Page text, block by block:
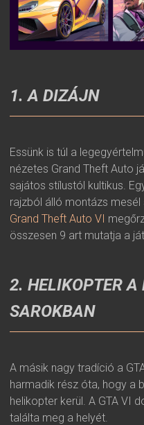
1. A DIZÁJN
Essünk is túl a
nézetes Grand Theft Auto
sajátos stílustól kultikus.
rajzból álló montázs
Grand Theft Auto VI
összesen 9 art mutatja a
2. HELIKOPTER A
SAROKBAN
A másik nagy tradíció a
harmadik rész óta, hogy a
helikopter kerül. A GTA VI
találta meg a helyét.